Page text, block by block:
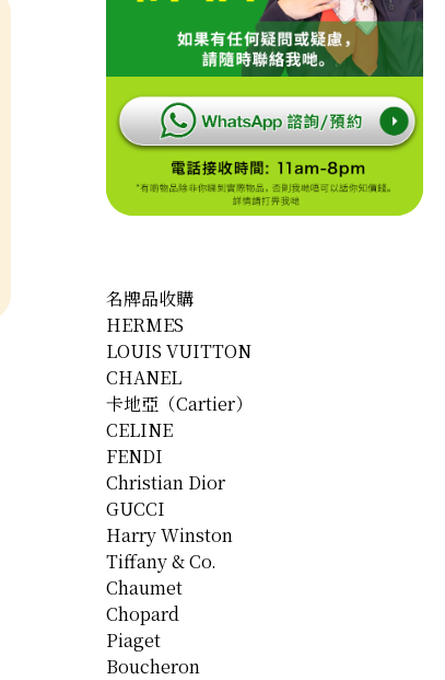
名牌品收購
HERMES
LOUIS VUITTON
CHANEL
卡地亞（Cartier）
CELINE
FENDI
Christian Dior
GUCCI
Harry Winston
Tiffany & Co.
Chaumet
Chopard
Piaget
Boucheron